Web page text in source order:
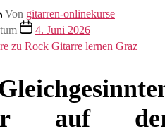
Von gitarren-onlinekurse
4. Juni 2026
zu Rock Gitarre lernen Graz
auf